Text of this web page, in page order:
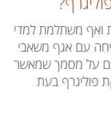
ואף משתלמת למדי
עם אגף משאבי
על מסמך שמאשר
פוליגרף בעת